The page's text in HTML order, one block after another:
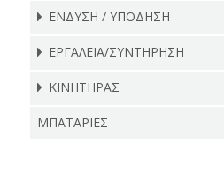
ΕΝΔΥΣΗ / ΥΠΟΔΗΣΗ
ΕΡΓΑΛΕΙΑ/ΣΥΝΤΗΡΗΣΗ
ΚΙΝΗΤΗΡΑΣ
ΜΠΑΤΑΡΙΕΣ